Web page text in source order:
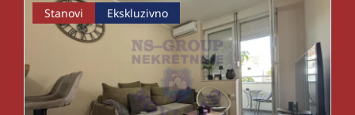
Stanovi Ekskluzivno